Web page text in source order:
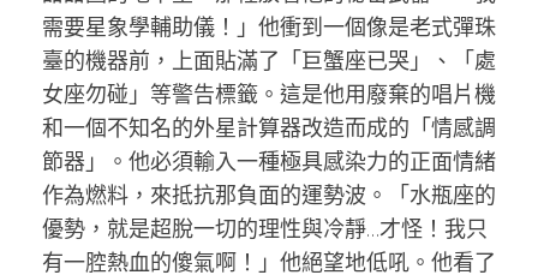
需要星象學輔助儀！」他衝到一個像是老式彈珠
臺的機器前，上面貼滿了「巨蟹座已哭」、「處
女座勿碰」等警告標籤。這是他用廢棄的唱片機
和一個不知名的外星計算器改造而成的「情感調
節器」。他必須輸入一種極具感染力的正面情緒
作為燃料，來抵抗那負面的運勢波。「水瓶座的
優勢，就是超脫一切的理性與冷靜…才怪！我只
有一腔熱血的傻氣啊！」他絕望地低吼。他看了